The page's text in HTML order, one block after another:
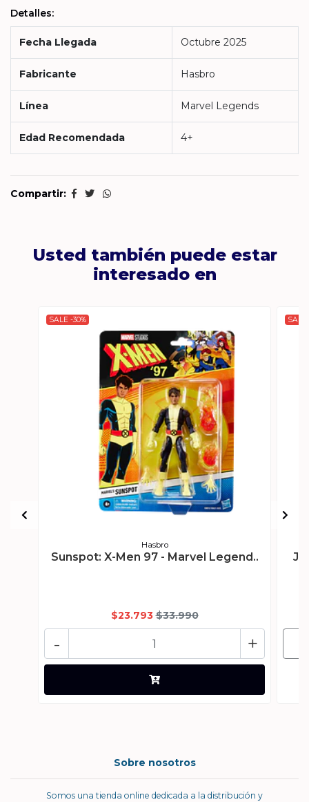
Detalles:
Fecha Llegada Octubre 2025
Fabricante Hasbro
Línea Marvel Legends
Edad Recomendada 4+
Compartir:
Usted también puede estar
interesado en
SALE -30%
Hasbro
Sunspot: X-Men 97 - Marvel Legend..
$23.793 $33.990
+
-
SALE
Sobre nosotros
Somos una tienda online dedicada a la distribución y